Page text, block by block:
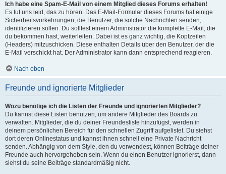
Ich habe eine Spam-E-Mail von einem Mitglied dieses Forums erhalten!
Es tut uns leid, das zu hören. Das E-Mail-Formular dieses Forums hat einige
Sicherheitsvorkehrungen, die Benutzer, die solche Nachrichten senden,
identifizieren sollen. Du solltest einem Administrator die komplette E-Mail, die
du bekommen hast, weiterleiten. Dabei ist es ganz wichtig, die Kopfzeilen
(Headers) mitzuschicken. Diese enthalten Details über den Benutzer, der die
E-Mail verschickt hat. Der Administrator kann dann entsprechend reagieren.
Nach oben
Freunde und ignorierte Mitglieder
Wozu benötige ich die Listen der Freunde und ignorierten Mitglieder?
Du kannst diese Listen benutzen, um andere Mitglieder des Boards zu
verwalten. Mitglieder, die du deiner Freundesliste hinzufügst, werden in
deinem persönlichen Bereich für den schnellen Zugriff aufgelistet. Du siehst
dort deren Onlinestatus und kannst ihnen schnell eine Private Nachricht
senden. Abhängig von dem Style, den du verwendest, können Beiträge deiner
Freunde auch hervorgehoben sein. Wenn du einen Benutzer ignorierst, dann
siehst du seine Beiträge standardmäßig nicht.